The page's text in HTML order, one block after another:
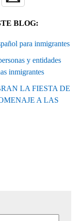
BLOG:
para inmigrantes
y entidades
inmigrantes
LA FIESTA DE
A LAS